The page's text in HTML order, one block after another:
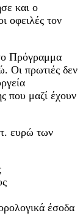
και ο
οφειλές τον
Πρόγραμμα
Οι πρωτιές δεν
που μαζί έχουν
ευρώ των
έσοδα